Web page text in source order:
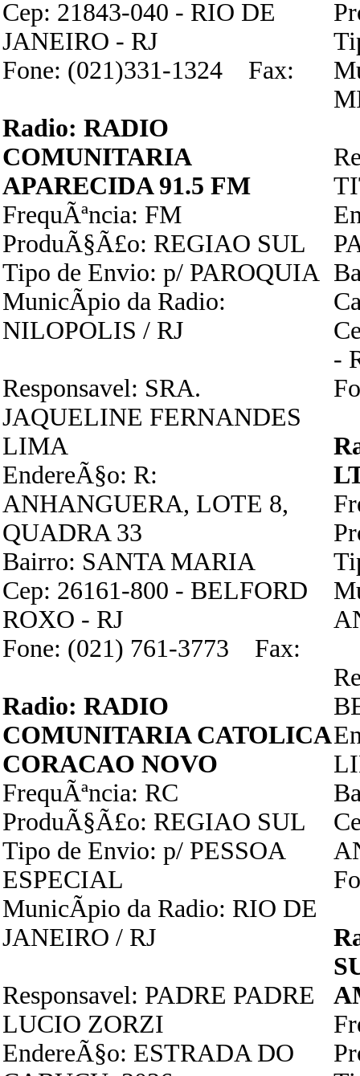
Cep: 21843-040 - RIO DE
JANEIRO - RJ
Fone: (021)331-1324 Fax:
Radio: RADIO
COMUNITARIA
APARECIDA 91.5 FM
FrequÃªncia: FM
ProduÃ§Ã£o: REGIAO SUL
Tipo de Envio: p/ PAROQUIA
MunicÃ­pio da Radio:
NILOPOLIS / RJ
Responsavel: SRA.
JAQUELINE FERNANDES
LIMA
EndereÃ§o: R:
ANHANGUERA, LOTE 8,
QUADRA 33
Bairro: SANTA MARIA
Cep: 26161-800 - BELFORD
ROXO - RJ
Fone: (021) 761-3773 Fax:
Radio: RADIO
COMUNITARIA CATOLICA
CORACAO NOVO
FrequÃªncia: RC
ProduÃ§Ã£o: REGIAO SUL
Tipo de Envio: p/ PESSOA
ESPECIAL
MunicÃ­pio da Radio: RIO DE
JANEIRO / RJ
Responsavel: PADRE PADRE
LUCIO ZORZI
EndereÃ§o: ESTRADA DO
-